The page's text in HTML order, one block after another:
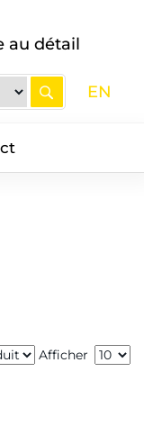
au détail
EN
Afficher